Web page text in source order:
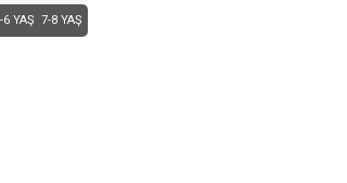
6 YAŞ 7-8 YAŞ